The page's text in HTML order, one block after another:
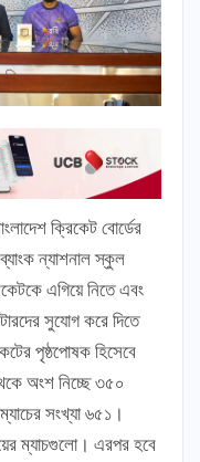
ক্রিকেট বোর্ডের
ব্যাংক ন্যাশনাল স্কুল
এগিয়ে নিতে এবং
সুযোগ করে দিতে
পৃষ্ঠপোষক হিসেবে
অংশ নিচ্ছে ৩৫০
সংখ্যা ৬৫১।
ম্যাচগুলো। এরপর হবে